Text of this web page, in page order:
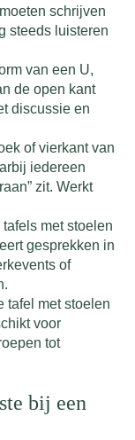
schrijven
steeds luisteren
van een U,
de open kant
discussie en
of vierkant van
iedereen
zit. Werkt
met stoelen
gesprekken in
of
tafel met stoelen
voor
tot
bij een